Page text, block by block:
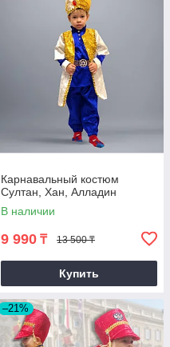
Карнавальный костюм
Султан, Хан, Алладин
В наличии
9 990 ₸ 13 500 ₸
Купить
–21%